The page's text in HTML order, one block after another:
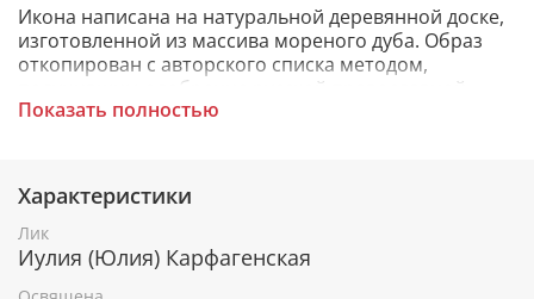
Икона написана на натуральной деревянной доске,
изготовленной из массива мореного дуба. Образ
откопирован с авторского списка методом,
получившим одобрение русской православной
церкви.
При окончательном оформлении образа
использовались специальные фронтажные грунты,
выравнивающие лаки и темперные краски. Венец и
поля иконы вручную украшены рельефным
орнаментом и натуральным жемчугом или
Показать полностью
Характеристики
Лик
Иулия (Юлия) Карфагенская